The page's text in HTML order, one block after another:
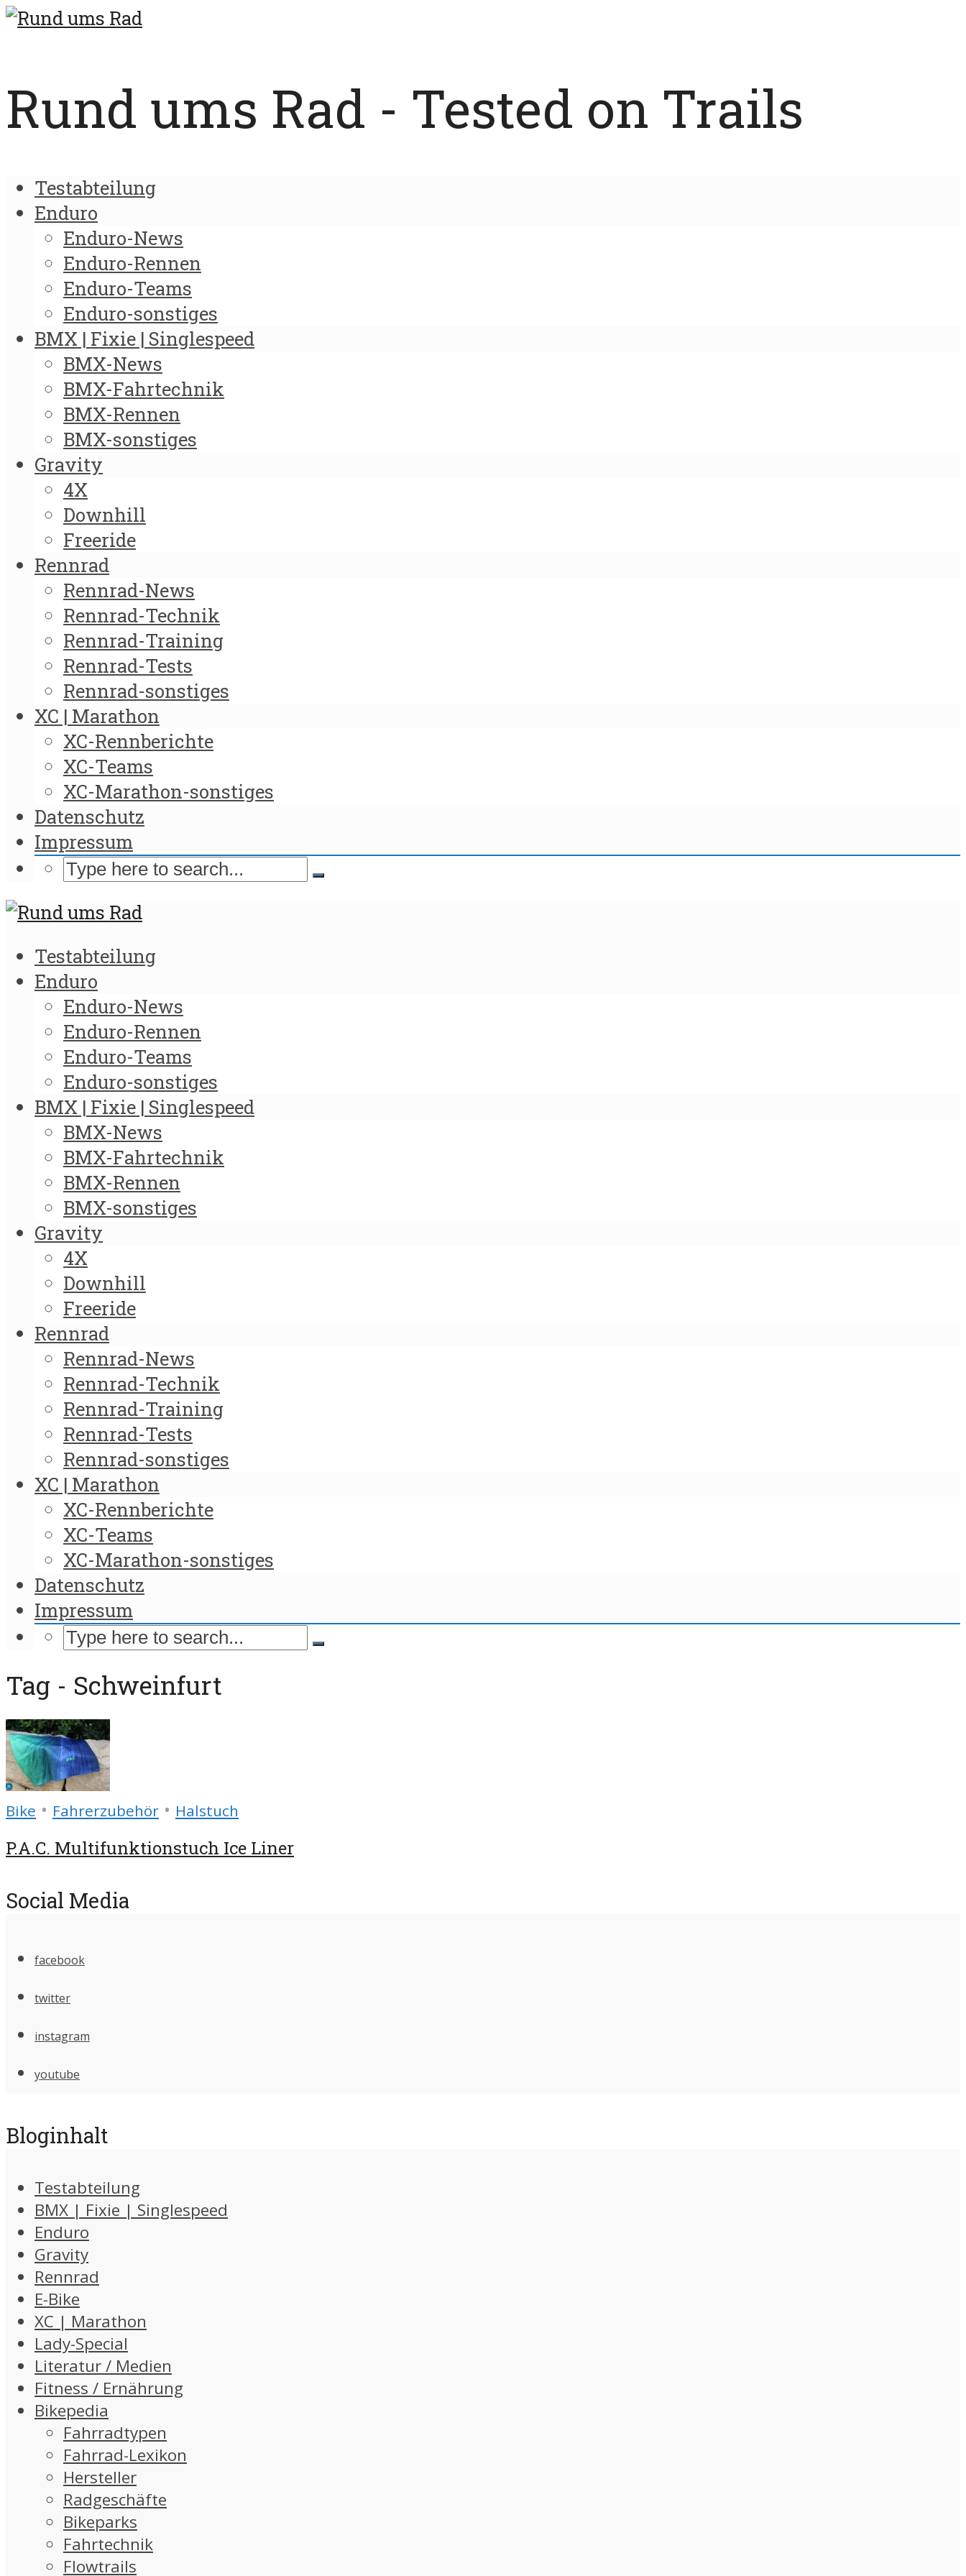
Rund ums Rad - Tested on Trails
Testabteilung
Enduro
Enduro-News
Enduro-Rennen
Enduro-Teams
Enduro-sonstiges
BMX | Fixie | Singlespeed
BMX-News
BMX-Fahrtechnik
BMX-Rennen
BMX-sonstiges
Gravity
4X
Downhill
Freeride
Rennrad
Rennrad-News
Rennrad-Technik
Rennrad-Training
Rennrad-Tests
Rennrad-sonstiges
XC | Marathon
XC-Rennberichte
XC-Teams
XC-Marathon-sonstiges
Datenschutz
Impressum
Testabteilung
Enduro
Enduro-News
Enduro-Rennen
Enduro-Teams
Enduro-sonstiges
BMX | Fixie | Singlespeed
BMX-News
BMX-Fahrtechnik
BMX-Rennen
BMX-sonstiges
Gravity
4X
Downhill
Freeride
Rennrad
Rennrad-News
Rennrad-Technik
Rennrad-Training
Rennrad-Tests
Rennrad-sonstiges
XC | Marathon
XC-Rennberichte
XC-Teams
XC-Marathon-sonstiges
Datenschutz
Impressum
Tag - Schweinfurt
Bike • Fahrerzubehör • Halstuch
P.A.C. Multifunktionstuch Ice Liner
Social Media
facebook
twitter
instagram
youtube
Bloginhalt
Testabteilung
BMX | Fixie | Singlespeed
Enduro
Gravity
Rennrad
E-Bike
XC | Marathon
Lady-Special
Literatur / Medien
Fitness / Ernährung
Bikepedia
Fahrradtypen
Fahrrad-Lexikon
Hersteller
Radgeschäfte
Bikeparks
Fahrtechnik
Flowtrails